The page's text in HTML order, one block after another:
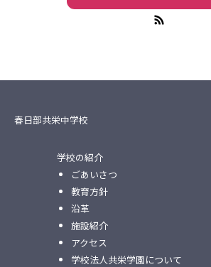
春日部共栄中学校
学校の紹介
ごあいさつ
教育方針
沿革
施設紹介
アクセス
学校法人共栄学園について